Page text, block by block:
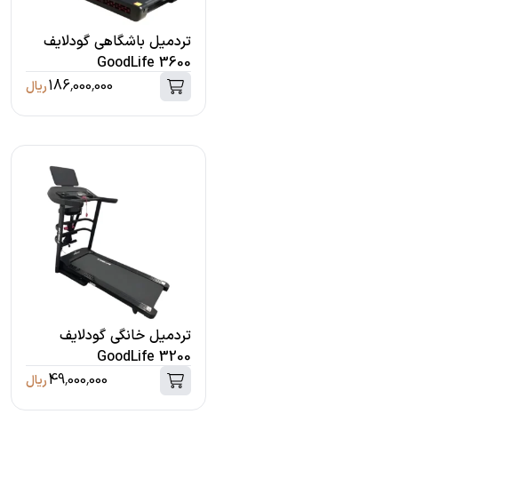
تردمیل باشگاهی گودلایف
GoodLife 3600
186,000,000ریال
تردمیل خانگی گودلایف
GoodLife 3200
49,000,000ریال